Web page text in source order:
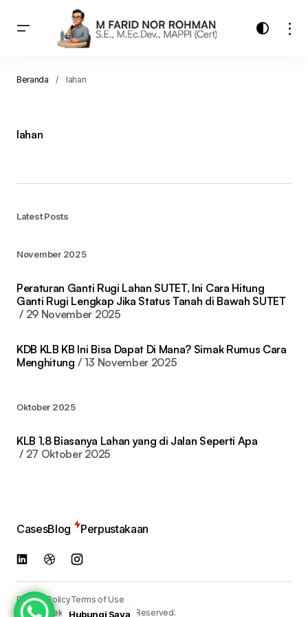
Beranda lahan
lahan
Latest Posts
November 2025
Peraturan Ganti Rugi Lahan SUTET, Ini Cara Hitung
Ganti Rugi Lengkap Jika Status Tanah di Bawah SUTET
29 November 2025
KDB KLB KB Ini Bisa Dapat Di Mana? Simak Rumus Cara
Menghitung
13 November 2025
Oktober 2025
KLB 1,8 Biasanya Lahan yang di Jalan Seperti Apa
27 Oktober 2025
CasesBlog Perpustakaan
Privacy PolicyTerms of Use
© 2024 Reka Media. All Rights Reserved.
Hubungi Saya